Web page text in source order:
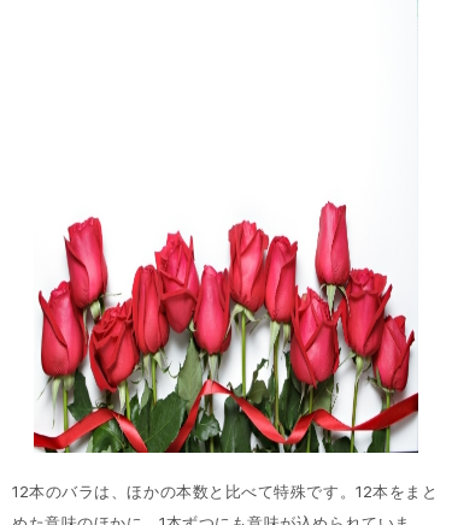
12本のバラは、ほかの本数と比べて特殊です。12本をまと